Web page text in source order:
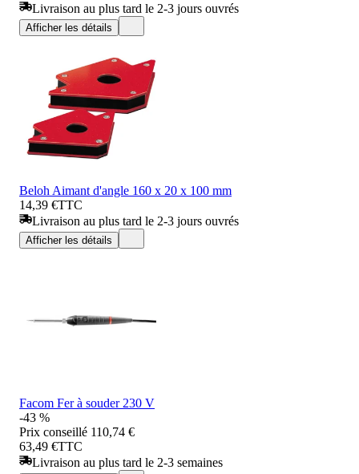
Livraison au plus tard le 2-3 jours ouvrés
Afficher les détails
Beloh Aimant d'angle 160 x 20 x 100 mm
14,39 €TTC
Livraison au plus tard le 2-3 jours ouvrés
Afficher les détails
Facom Fer à souder 230 V
-43 %
Prix conseillé 110,74 €
63,49 €TTC
Livraison au plus tard le 2-3 semaines